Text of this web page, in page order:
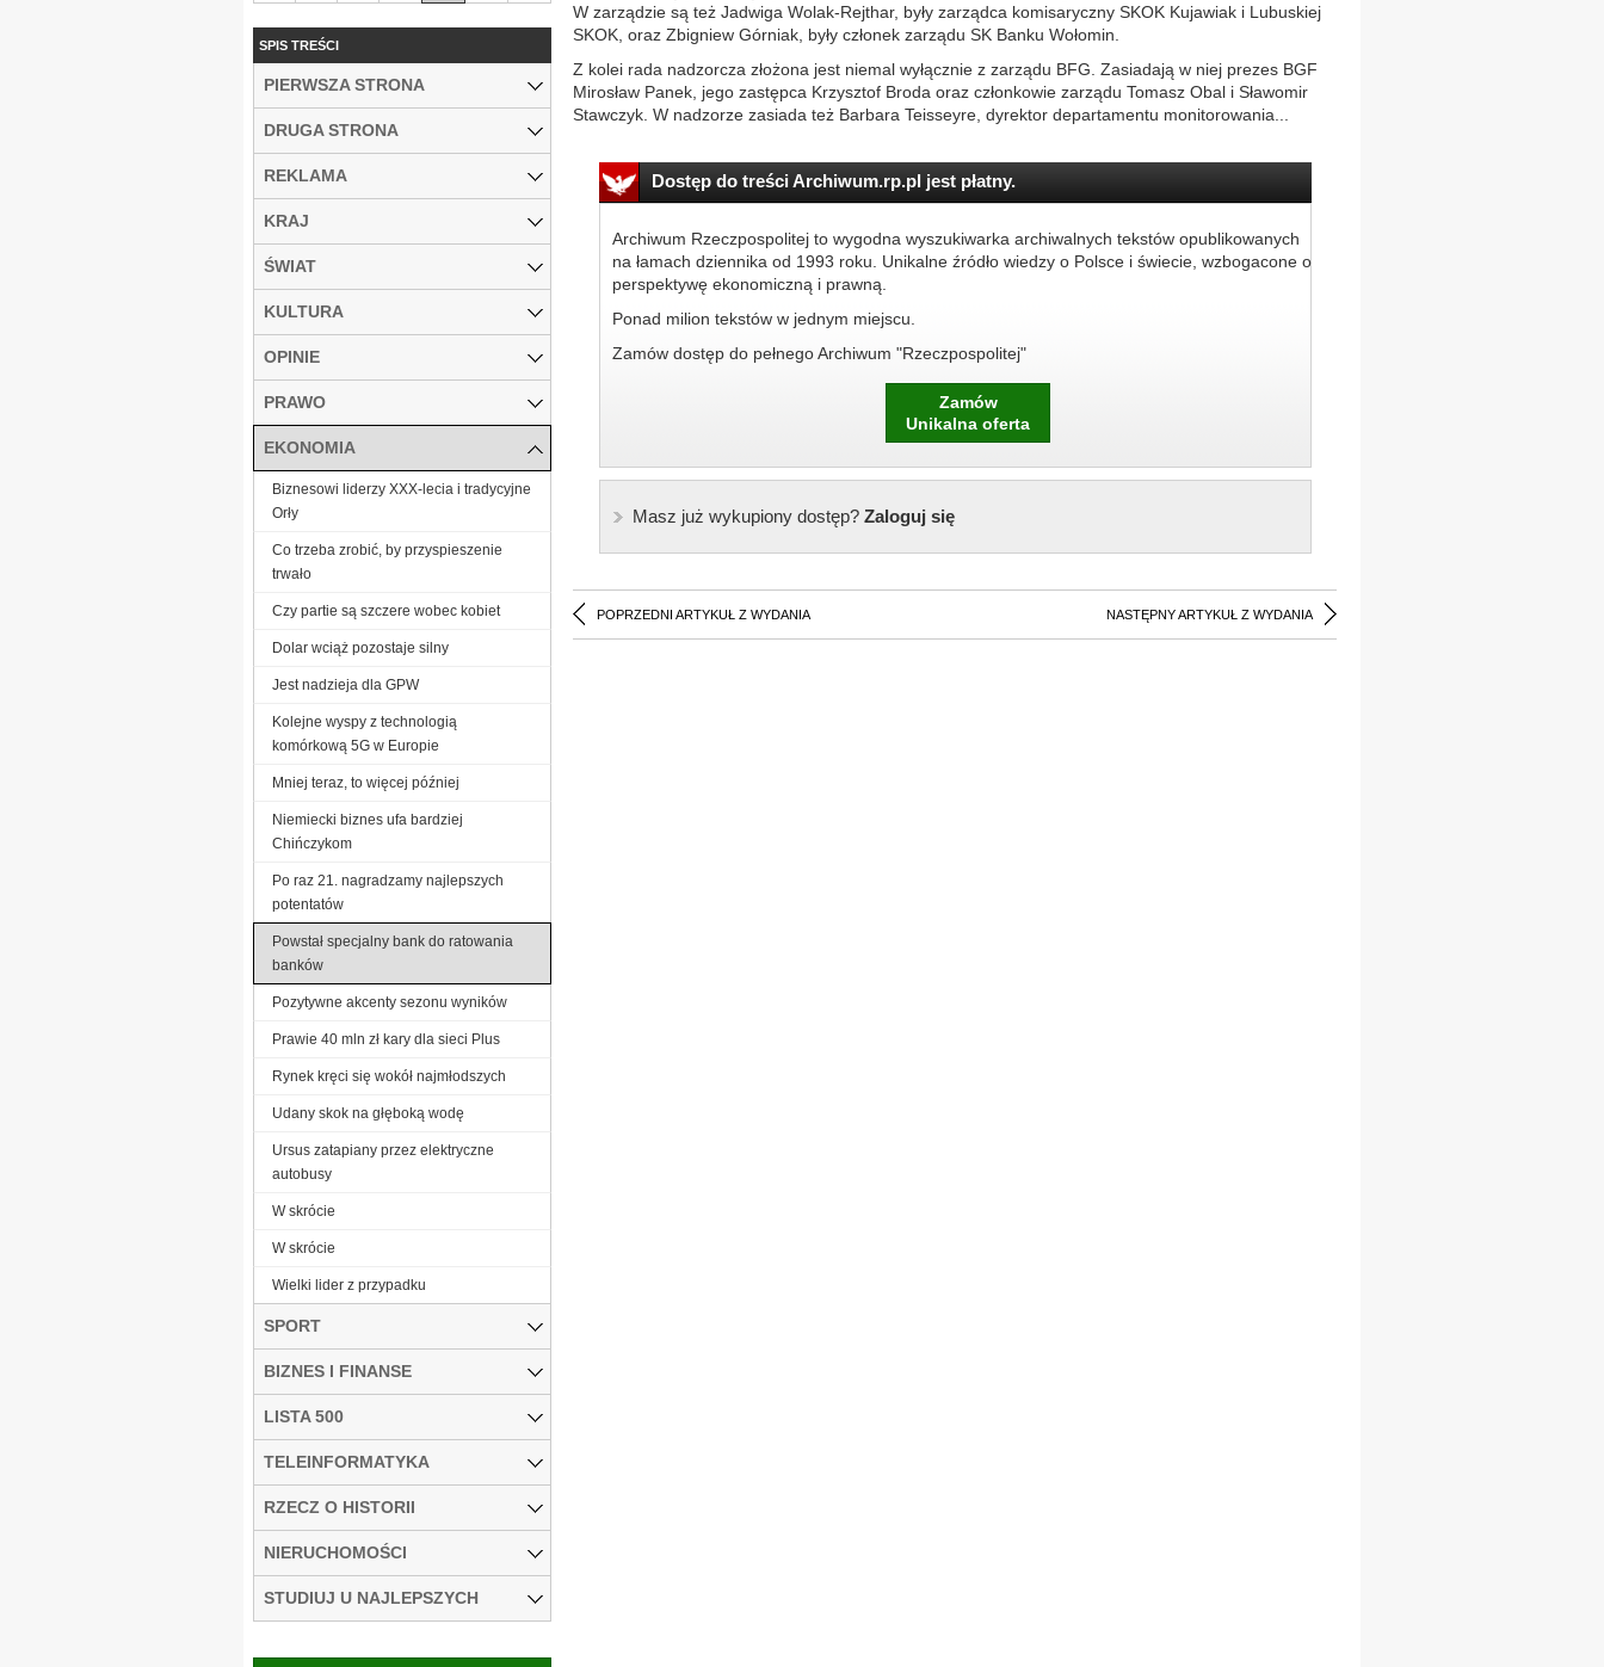
W zarządzie są też Jadwiga Wolak-Rejthar, były zarządca komisaryczny SKOK Kujawiak i Lubuskiej
SKOK, oraz Zbigniew Górniak, były członek zarządu SK Banku Wołomin.
Z kolei rada nadzorcza złożona jest niemal wyłącznie z zarządu BFG. Zasiadają w niej prezes BGF
Mirosław Panek, jego zastępca Krzysztof Broda oraz członkowie zarządu Tomasz Obal i Sławomir
Stawczyk. W nadzorze zasiada też Barbara Teisseyre, dyrektor departamentu monitorowania...
Dostęp do treści Archiwum.rp.pl jest płatny.
Archiwum Rzeczpospolitej to wygodna wyszukiwarka archiwalnych tekstów opublikowanych
na łamach dziennika od 1993 roku. Unikalne źródło wiedzy o Polsce i świecie, wzbogacone o
perspektywę ekonomiczną i prawną.
Ponad milion tekstów w jednym miejscu.
Zamów dostęp do pełnego Archiwum "Rzeczpospolitej"
Zamów
Unikalna oferta
Masz już wykupiony dostęp?Zaloguj się
POPRZEDNI ARTYKUŁ Z WYDANIA NASTĘPNY ARTYKUŁ Z WYDANIA
SPIS TREŚCI
PIERWSZA STRONA
DRUGA STRONA
REKLAMA
KRAJ
ŚWIAT
KULTURA
OPINIE
PRAWO
EKONOMIA
Biznesowi liderzy XXX-lecia i tradycyjne
Orły
Co trzeba zrobić, by przyspieszenie
trwało
Czy partie są szczere wobec kobiet
Dolar wciąż pozostaje silny
Jest nadzieja dla GPW
Kolejne wyspy z technologią
komórkową 5G w Europie
Mniej teraz, to więcej później
Niemiecki biznes ufa bardziej
Chińczykom
Po raz 21. nagradzamy najlepszych
potentatów
Powstał specjalny bank do ratowania
banków
Pozytywne akcenty sezonu wyników
Prawie 40 mln zł kary dla sieci Plus
Rynek kręci się wokół najmłodszych
Udany skok na głęboką wodę
Ursus zatapiany przez elektryczne
autobusy
W skrócie
W skrócie
Wielki lider z przypadku
SPORT
BIZNES I FINANSE
LISTA 500
TELEINFORMATYKA
RZECZ O HISTORII
NIERUCHOMOŚCI
STUDIUJ U NAJLEPSZYCH